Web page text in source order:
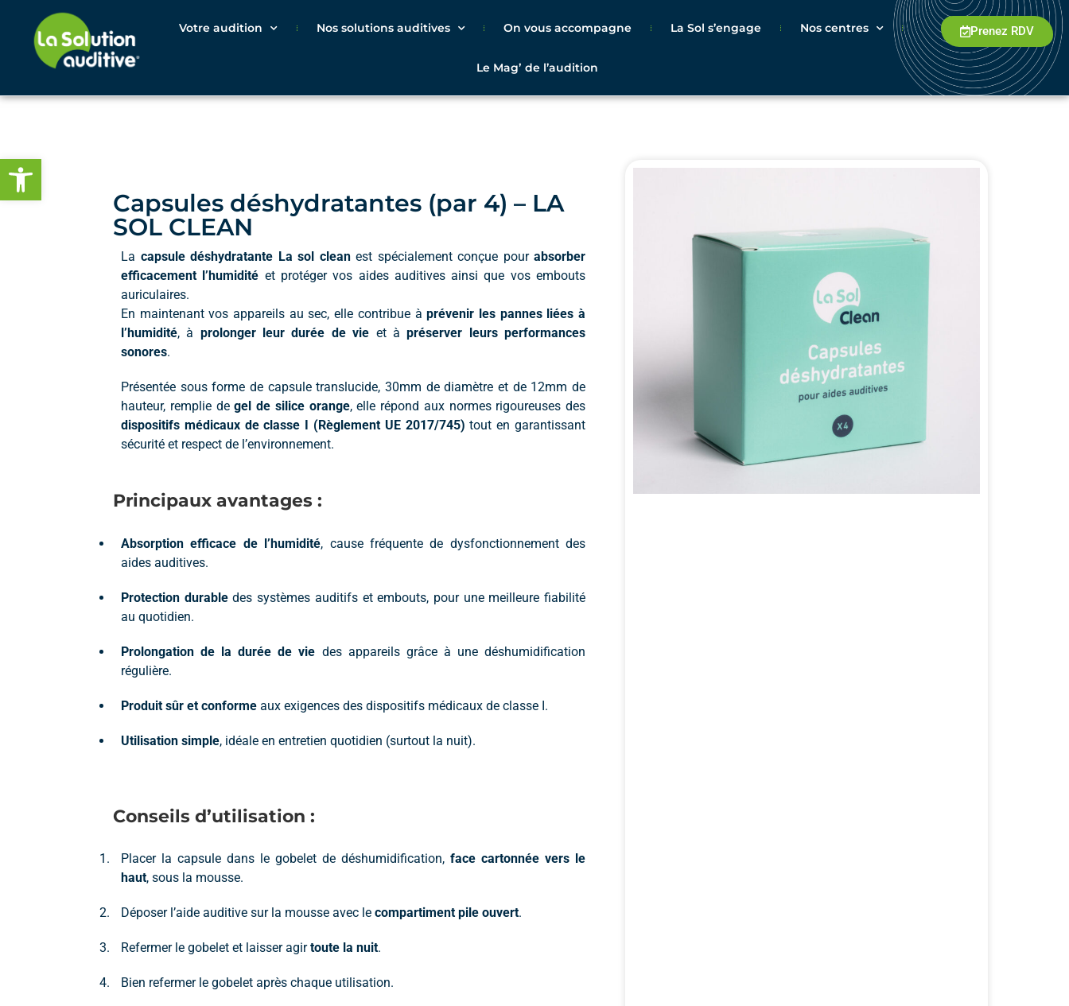
Ouvrir la barre d’outils
Votre audition Nos solutions auditives On vous accompagne La Sol s’engage Nos centres
Le Magʼ de l’audition
Prenez RDV
Capsules déshydratantes (par 4) – LA
SOL CLEAN
La capsule déshydratante La sol cleanest spécialement conçue pour absorber
efficacement l’humidité et protéger vos aides auditives ainsi que vos embouts
auriculaires.
En maintenant vos appareils au sec, elle contribue àprévenir les pannes liées à
l’humidité, à prolonger leur durée de vie et àpréserver leurs performances
sonores.
Présentée sous forme de capsule translucide, 30mm de diamètre et de 12mm de
hauteur, remplie degel de silice orange, elle répond aux normes rigoureuses des
dispositifs médicaux de classe I (Règlement UE 2017/745) tout en garantissant
sécurité et respect de l’environnement.
Principaux avantages :
Absorption efficace de l’humidité, cause fréquente de dysfonctionnement des
aides auditives.
Protection durabledes systèmes auditifs et embouts, pour une meilleure fiabilité
au quotidien.
Prolongation de la durée de vie des appareils grâce à une déshumidification
régulière.
Produit sûr et conforme aux exigences des dispositifs médicaux de classe I.
Utilisation simple, idéale en entretien quotidien (surtout la nuit).
Conseils d’utilisation :
Placer la capsule dans le gobelet de déshumidification, face cartonnée vers le
haut, sous la mousse.
Déposer l’aide auditive sur la mousse avec le compartiment pile ouvert.
Refermer le gobelet et laisser agirtoute la nuit.
Bien refermer le gobelet après chaque utilisation.